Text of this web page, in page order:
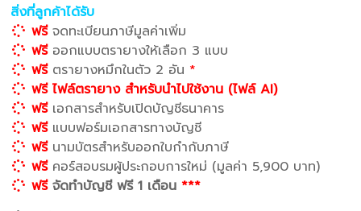
สิ่งที่ลูกค้าได้รับ
ฟรีจดทะเบียนภาษีมูลค่าเพิ่ม
ฟรีออกแบบตรายางให้เลือก 3 แบบ
ฟรีตรายางหมึกในตัว 2 อัน *
ฟรี ไฟล์ตรายาง สำหรับนำไปใช้งาน (ไฟล์ AI)
ฟรีเอกสารสำหรับเปิดบัญชีธนาคาร
ฟรีแบบฟอร์มเอกสารทางบัญชี
ฟรีนามบัตรสำหรับออกใบกำกับภาษี
ฟรีคอร์สอบรมผู้ประกอบการใหม่ (มูลค่า 5,900 บาท)
ฟรี จัดทำบัญชี ฟรี 1 เดือน***